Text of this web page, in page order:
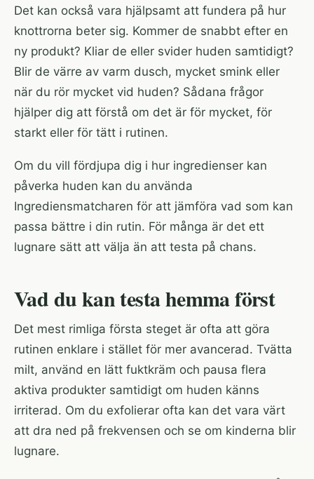
Det kan också vara hjälpsamt att fundera på hur
knottrorna beter sig. Kommer de snabbt efter en
ny produkt? Kliar de eller svider huden samtidigt?
Blir de värre av varm dusch, mycket smink eller
när du rör mycket vid huden? Sådana frågor
hjälper dig att förstå om det är för mycket, för
starkt eller för tätt i rutinen.
Om du vill fördjupa dig i hur ingredienser kan
påverka huden kan du använda
Ingrediensmatcharen för att jämföra vad som kan
passa bättre i din rutin. För många är det ett
lugnare sätt att välja än att testa på chans.
Vad du kan testa hemma först
Det mest rimliga första steget är ofta att göra
rutinen enklare i stället för mer avancerad. Tvätta
milt, använd en lätt fuktkräm och pausa flera
aktiva produkter samtidigt om huden känns
irriterad. Om du exfolierar ofta kan det vara värt
att dra ned på frekvensen och se om kinderna blir
lugnare.